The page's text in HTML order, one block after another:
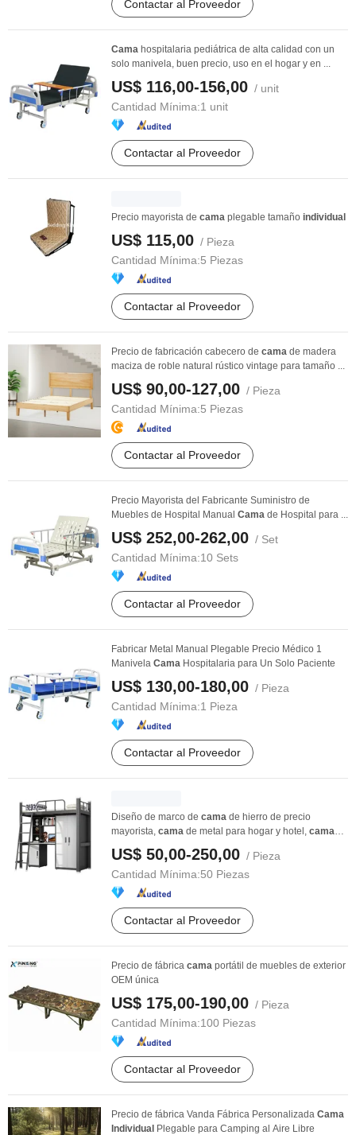
Contactar al Proveedor
Cama hospitalaria pediátrica de alta calidad con un
solo manivela, buen precio, uso en el hogar y en ...
US$ 116,00-156,00 / unit
Cantidad Mínima:1 unit
Contactar al Proveedor
Precio mayorista de cama plegable tamaño individual
US$ 115,00 / Pieza
Cantidad Mínima:5 Piezas
Contactar al Proveedor
Precio de fabricación cabecero de cama de madera
maciza de roble natural rústico vintage para tamaño ...
US$ 90,00-127,00 / Pieza
Cantidad Mínima:5 Piezas
Contactar al Proveedor
Precio Mayorista del Fabricante Suministro de
Muebles de Hospital Manual Cama de Hospital para ...
US$ 252,00-262,00 / Set
Cantidad Mínima:10 Sets
Contactar al Proveedor
Fabricar Metal Manual Plegable Precio Médico 1
Manivela Cama Hospitalaria para Un Solo Paciente
US$ 130,00-180,00 / Pieza
Cantidad Mínima:1 Pieza
Contactar al Proveedor
Diseño de marco de cama de hierro de precio
mayorista, cama de metal para hogar y hotel, cama
litera ...
US$ 50,00-250,00 / Pieza
Cantidad Mínima:50 Piezas
Contactar al Proveedor
Precio de fábrica cama portátil de muebles de exterior
OEM única
US$ 175,00-190,00 / Pieza
Cantidad Mínima:100 Piezas
Contactar al Proveedor
Precio de fábrica Vanda Fábrica Personalizada Cama
Individual Plegable para Camping al Aire Libre